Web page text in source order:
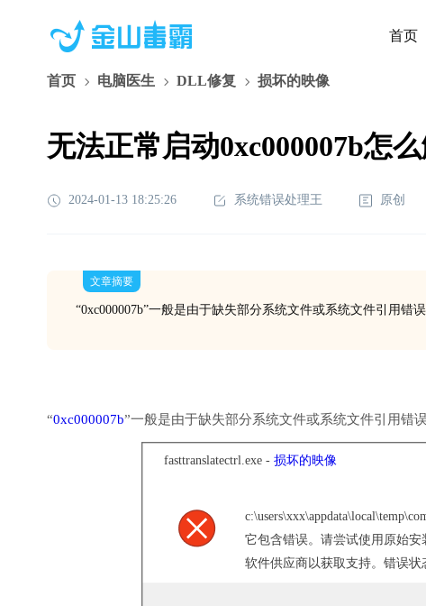
首页
首页 电脑医生 DLL修复 损坏的映像
无法正常启动0xc000007b怎
2024-01-13 18:25:26 系统错误处理王 原创
文章摘要
“0xc000007b”一般是由于缺失部分系统文件或系统文件引用错
“0xc000007b”一般是由于缺失部分系统文件或系统文件引用错
fasttranslatectrl.exe - 损坏的映像
它包含错误。请尝试使用原始
软件供应商以获取支持。错误状